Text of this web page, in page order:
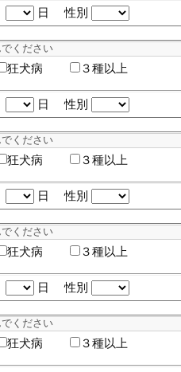
日 性別
狂犬病 ３種以上
日 性別
狂犬病 ３種以上
日 性別
狂犬病 ３種以上
日 性別
狂犬病 ３種以上